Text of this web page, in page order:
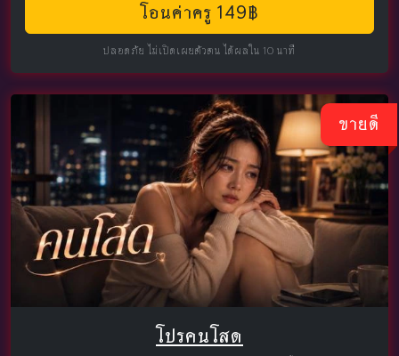
โอนค่าครู 149฿
ปลอดภัย ไม่เปิดเผยตัวตน ได้ผลใน 10 นาที
ขายดี
โปรคนโสด